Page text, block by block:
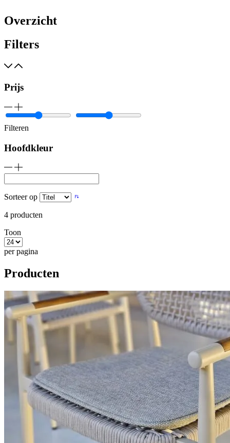
Overzicht
Filters
Prijs
Filteren
Hoofdkleur
Sorteer op
4 producten
Toon
per pagina
Producten